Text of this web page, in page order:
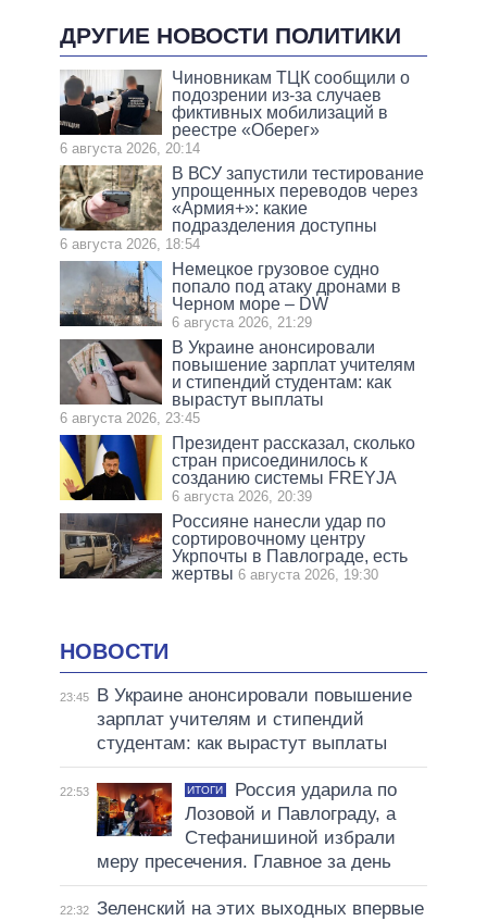
ДРУГИЕ НОВОСТИ ПОЛИТИКИ
Чиновникам ТЦК сообщили о
подозрении из-за случаев
фиктивных мобилизаций в
реестре «Оберег»
6 августа 2026, 20:14
В ВСУ запустили тестирование
упрощенных переводов через
«Армия+»: какие
подразделения доступны
6 августа 2026, 18:54
Немецкое грузовое судно
попало под атаку дронами в
Черном море – DW
6 августа 2026, 21:29
В Украине анонсировали
повышение зарплат учителям
и стипендий студентам: как
вырастут выплаты
6 августа 2026, 23:45
Президент рассказал, сколько
стран присоединилось к
созданию системы FREYJA
6 августа 2026, 20:39
Россияне нанесли удар по
сортировочному центру
Укрпочты в Павлограде, есть
жертвы 6 августа 2026, 19:30
НОВОСТИ
23:45
В Украине анонсировали повышение
зарплат учителям и стипендий
студентам: как вырастут выплаты
22:53 ИТОГИ
Россия ударила по
Лозовой и Павлограду, а
Стефанишиной избрали
меру пресечения. Главное за день
22:32 Зеленский на этих выходных впервые